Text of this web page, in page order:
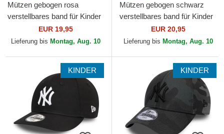
Mützen gebogen rosa
verstellbares band für Kinder
9FORTY League Essential
der New York Yankees...
EUR 19,95
Lieferung bis Montag, Aug. 10
Mützen gebogen schwarz
verstellbares band für Kinder
9FORTY League Essential
der New York Yankees...
EUR 20,95
Lieferung bis Montag, Aug. 10
KINDER KINDER